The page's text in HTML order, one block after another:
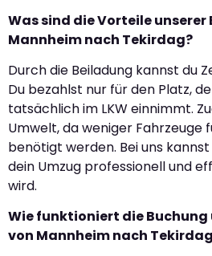
Was sind die Vorteile
Mannheim nach Tekirdag?
Durch die Beiladung kannst du
Du bezahlst nur für den Platz,
tatsächlich im LKW einnimmt.
Umwelt, da weniger Fahrzeuge
benötigt werden. Bei uns
dein Umzug professionell und
wird.
Wie funktioniert die Buchung
von Mannheim nach